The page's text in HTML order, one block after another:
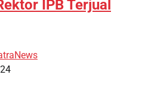
IPB Terjual